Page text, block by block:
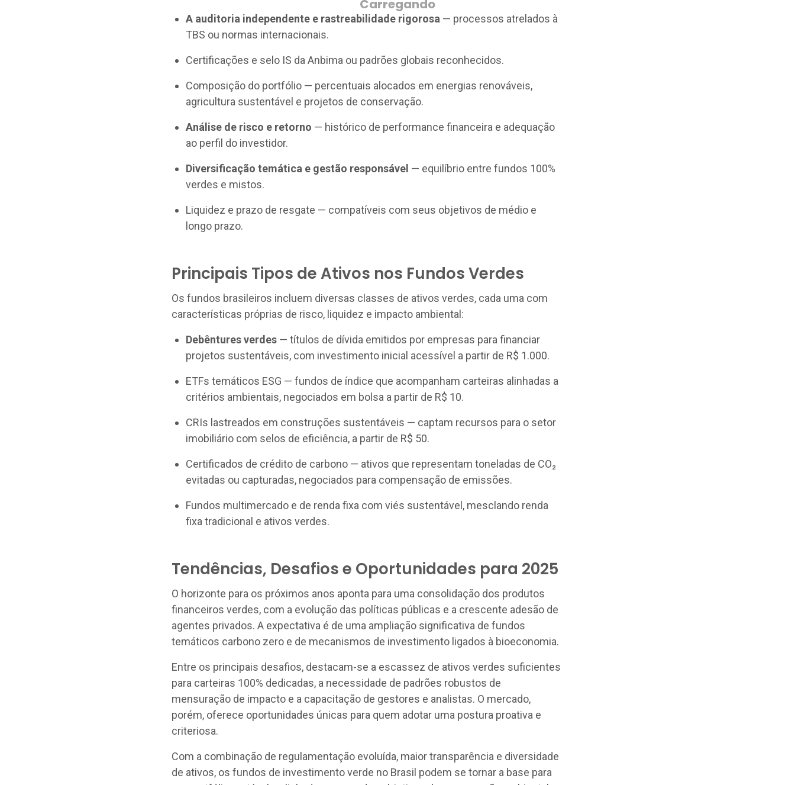
A auditoria independente e rastreabilidade rigorosa — processos atrelados à
TBS ou normas internacionais.
Certificações e selo IS da Anbima ou padrões globais reconhecidos.
Composição do portfólio — percentuais alocados em energias renováveis,
agricultura sustentável e projetos de conservação.
Análise de risco e retorno — histórico de performance financeira e adequação
ao perfil do investidor.
Diversificação temática e gestão responsável — equilíbrio entre fundos 100%
verdes e mistos.
Liquidez e prazo de resgate — compatíveis com seus objetivos de médio e
longo prazo.
Principais Tipos de Ativos nos Fundos Verdes
Os fundos brasileiros incluem diversas classes de ativos verdes, cada uma com
características próprias de risco, liquidez e impacto ambiental:
Debêntures verdes — títulos de dívida emitidos por empresas para financiar
projetos sustentáveis, com investimento inicial acessível a partir de R$ 1.000.
ETFs temáticos ESG — fundos de índice que acompanham carteiras alinhadas a
critérios ambientais, negociados em bolsa a partir de R$ 10.
CRIs lastreados em construções sustentáveis — captam recursos para o setor
imobiliário com selos de eficiência, a partir de R$ 50.
Certificados de crédito de carbono — ativos que representam toneladas de CO₂
evitadas ou capturadas, negociados para compensação de emissões.
Fundos multimercado e de renda fixa com viés sustentável, mesclando renda
fixa tradicional e ativos verdes.
Tendências, Desafios e Oportunidades para 2025
O horizonte para os próximos anos aponta para uma consolidação dos produtos
financeiros verdes, com a evolução das políticas públicas e a crescente adesão de
agentes privados. A expectativa é de uma ampliação significativa de fundos
temáticos carbono zero e de mecanismos de investimento ligados à bioeconomia.
Entre os principais desafios, destacam-se a escassez de ativos verdes suficientes
para carteiras 100% dedicadas, a necessidade de padrões robustos de
mensuração de impacto e a capacitação de gestores e analistas. O mercado,
porém, oferece oportunidades únicas para quem adotar uma postura proativa e
criteriosa.
Com a combinação de regulamentação evoluída, maior transparência e diversidade
de ativos, os fundos de investimento verde no Brasil podem se tornar a base para